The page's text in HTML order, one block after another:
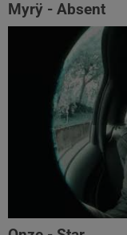
Myrÿ - Absent